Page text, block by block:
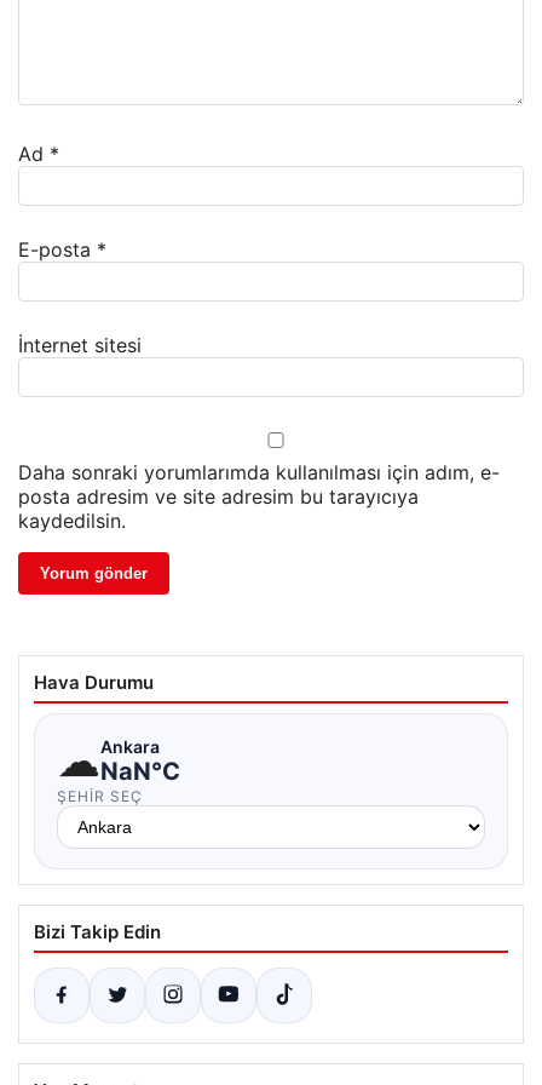
Ad *
E-posta *
İnternet sitesi
Daha sonraki yorumlarımda kullanılması için adım, e-
posta adresim ve site adresim bu tarayıcıya
kaydedilsin.
Hava Durumu
☁Ankara
NaN°C
ŞEHIR SEÇ
Bizi Takip Edin